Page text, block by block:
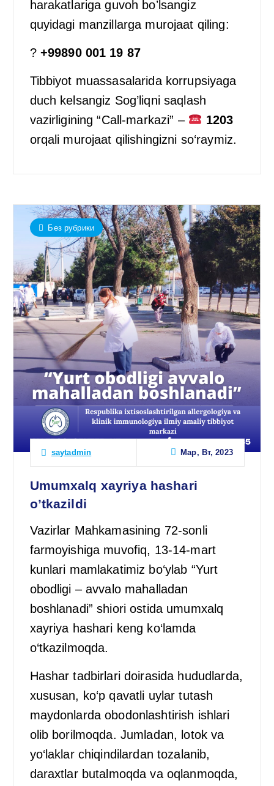
harakatlariga guvoh boʼlsangiz
quyidagi manzillarga murojaat qiling:
? +99890 001 19 87
Tibbiyot muassasalarida korrupsiyaga
duch kelsangiz Sog’liqni saqlash
vazirligining “Call-markazi” –
1203
orqali murojaat qilishingizni so‘raymiz.
saytadmin Мар, Вт, 2023
Без рубрики
Umumxalq xayriya hashari
o’tkazildi
Vazirlar Mahkamasining 72-sonli
farmoyishiga muvofiq, 13-14-mart
kunlari mamlakatimiz bo‘ylab “Yurt
obodligi – avvalo mahalladan
boshlanadi” shiori ostida umumxalq
xayriya hashari keng ko‘lamda
o‘tkazilmoqda.
Hashar tadbirlari doirasida hududlarda,
xususan, ko‘p qavatli uylar tutash
maydonlarda obodonlashtirish ishlari
olib borilmoqda. Jumladan, lotok va
yo‘laklar chiqindilardan tozalanib,
daraxtlar butalmoqda va oqlanmoqda,